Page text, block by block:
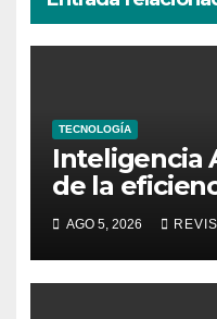
TECNOLOGÍA
Inteligencia
de la
deAGO 5, 2026